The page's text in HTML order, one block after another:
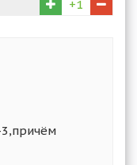
+1
3,причём